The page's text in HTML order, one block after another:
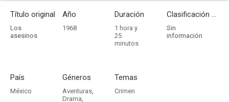
Título original
Los
asesinos
Año
1968
Duración
1 hora y
25
minutos
Clasificación por edades
Sin
información
País
México
Géneros
Aventuras,
Drama,
Temas
Crimen